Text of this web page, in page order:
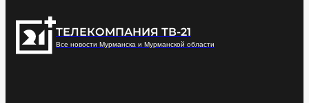
ТЕЛЕКОМПАНИЯ ТВ-21
Все новости Мурманска и Мурманской области